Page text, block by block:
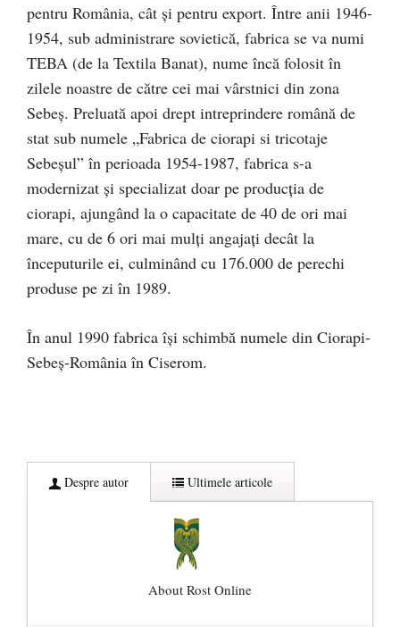
pentru România, cât și pentru export. Între anii 1946-
1954, sub administrare sovietică, fabrica se va numi
TEBA (de la Textila Banat), nume încă folosit în
zilele noastre de către cei mai vârstnici din zona
Sebeș. Preluată apoi drept intreprindere română de
stat sub numele „Fabrica de ciorapi si tricotaje
Sebeșul” în perioada 1954-1987, fabrica s-a
modernizat și specializat doar pe producția de
ciorapi, ajungând la o capacitate de 40 de ori mai
mare, cu de 6 ori mai mulți angajați decât la
începuturile ei, culminând cu 176.000 de perechi
produse pe zi în 1989.
În anul 1990 fabrica îşi schimbă numele din Ciorapi-
Sebeş-România în Ciserom.
Despre autor Ultimele articole
About Rost Online